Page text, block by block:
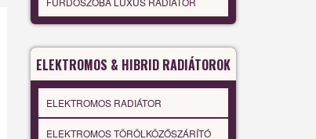
ELEKTROMOS & HIBRID RADIÁTOROK
ELEKTROMOS RADIÁTOR
ELEKTROMOS TÖRÖLKÖZŐSZÁRÍTÓ